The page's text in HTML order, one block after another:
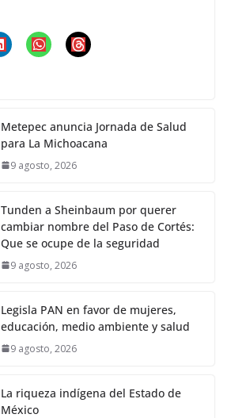
Metepec anuncia Jornada de Salud
para La Michoacana
9 agosto, 2026
Tunden a Sheinbaum por querer
cambiar nombre del Paso de Cortés:
Que se ocupe de la seguridad
9 agosto, 2026
Legisla PAN en favor de mujeres,
educación, medio ambiente y salud
9 agosto, 2026
La riqueza indígena del Estado de
México